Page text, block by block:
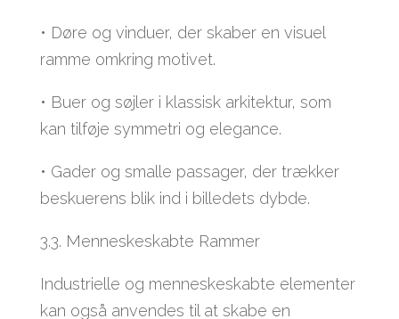
• Døre og vinduer, der skaber en visuel
ramme omkring motivet.
• Buer og søjler i klassisk arkitektur, som
kan tilføje symmetri og elegance.
• Gader og smalle passager, der trækker
beskuerens blik ind i billedets dybde.
3.3. Menneskeskabte Rammer
Industrielle og menneskeskabte elementer
kan også anvendes til at skabe en